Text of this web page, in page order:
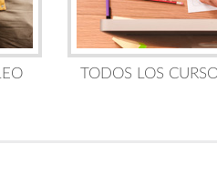
TODOS LOS